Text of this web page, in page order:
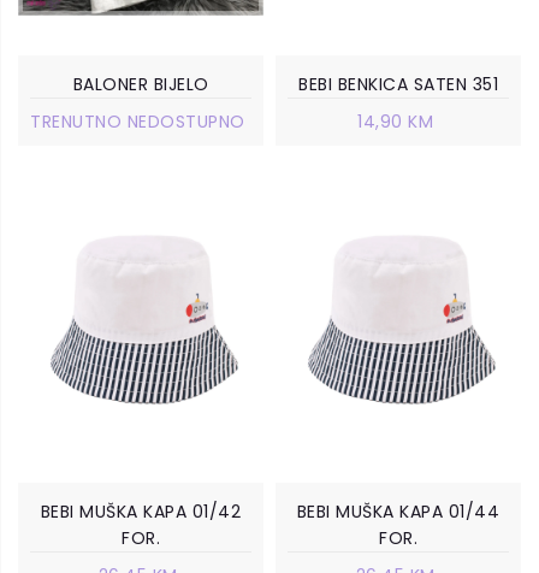
BALONER BIJELO
TRENUTNO NEDOSTUPNO
BEBI BENKICA SATEN 351
14,90 KM
BEBI MUŠKA KAPA 01/42
FOR.
BEBI MUŠKA KAPA 01/44
FOR.